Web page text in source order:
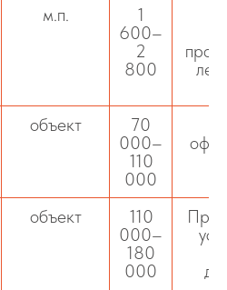
м.п.
1
600–
2
800
объект
70
000–
110
000
объект
110
000–
180
000